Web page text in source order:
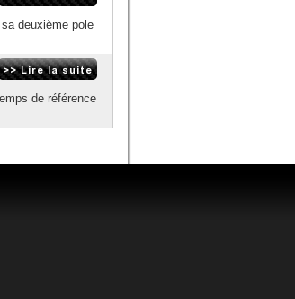
deuxième pole
de référence